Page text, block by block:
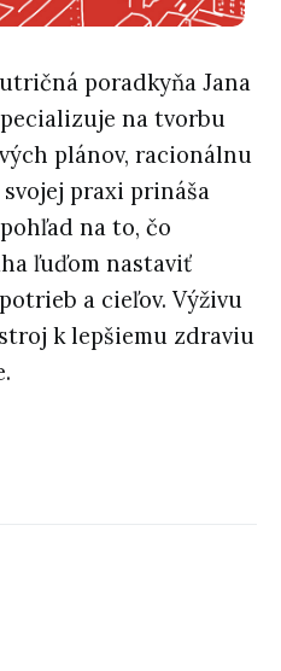
poradkyňa Jana
na tvorbu
plánov, racionálnu
praxi prináša
na to, čo
ľuďom nastaviť
a cieľov. Výživu
k lepšiemu zdraviu